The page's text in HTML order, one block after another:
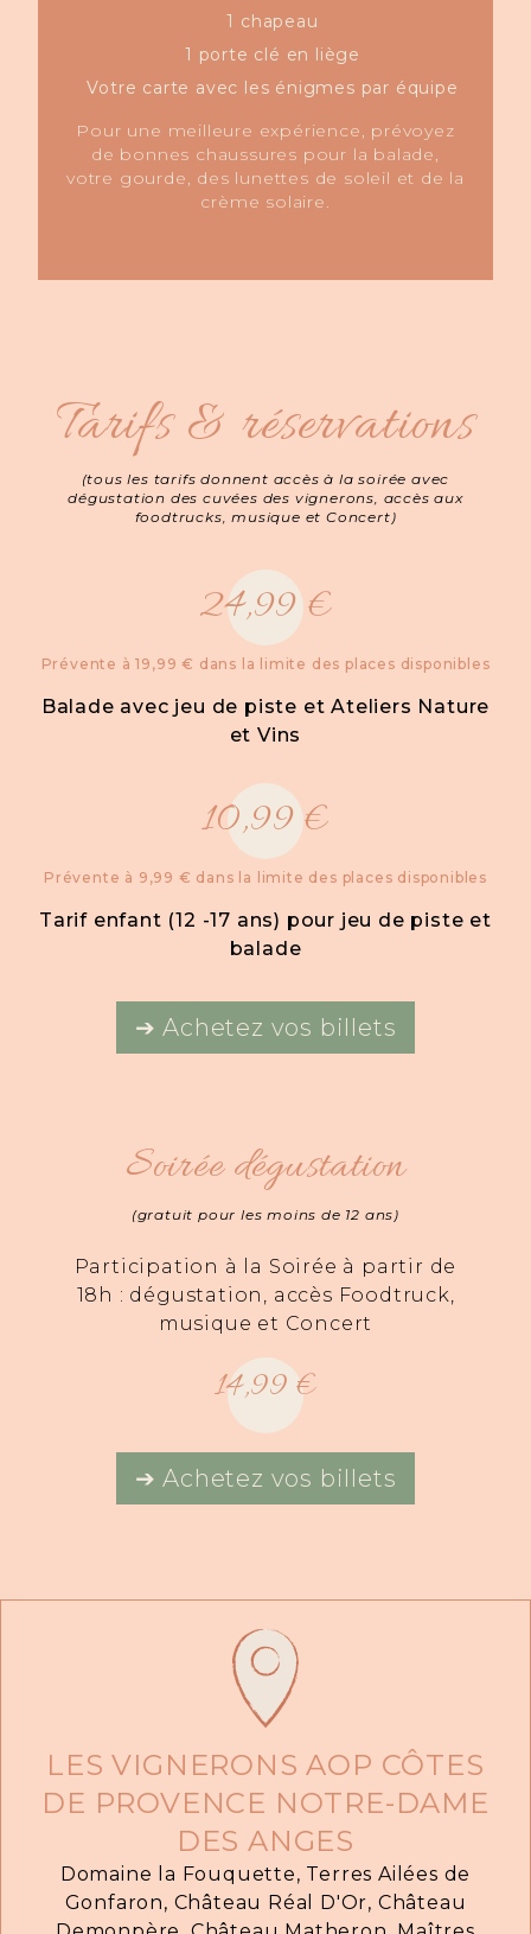
1 chapeau
1 porte clé en liège
Votre carte avec les énigmes par équipe
Pour une meilleure expérience, prévoyez
de bonnes chaussures pour la balade,
votre gourde, des lunettes de soleil et de la
crème solaire.
Tarifs & réservations
(tous les tarifs donnent accès à la soirée avec
dégustation des cuvées des vignerons, accès aux
foodtrucks, musique et Concert)
24,99 €
Prévente à 19,99 € dans la limite des places disponibles
Balade avec jeu de piste et Ateliers Nature
et Vins
10,99 €
Prévente à 9,99 € dans la limite des places disponibles
Tarif enfant (12 -17 ans) pour jeu de piste et
balade
➔ Achetez vos billets
Soirée dégustation
(gratuit pour les moins de 12 ans)
Participation à la Soirée à partir de
18h : dégustation, accès Foodtruck,
musique et Concert
14,99 €
➔ Achetez vos billets
LES VIGNERONS AOP CÔTES
DE PROVENCE NOTRE-DAME
DES ANGES
Domaine la Fouquette, Terres Ailées de
Gonfaron, Château Réal D'Or, Château